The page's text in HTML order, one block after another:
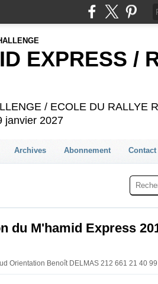
EXPRESS /
/ ECOLE DU RALLYE
janvier 2027
Archives Abonnement Contact
du M'hamid Express
Orientation Benoît DELMAS 212 661 21 40 99